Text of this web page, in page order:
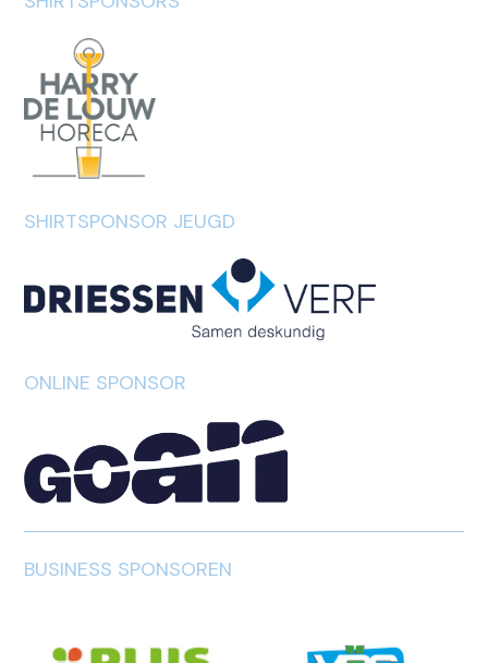
SHIRTSPONSOR JEUGD
ONLINE SPONSOR
BUSINESS SPONSOREN